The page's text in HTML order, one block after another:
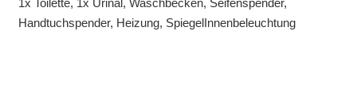
Handtuchspender, Heizung, SpiegelInnenbeleuchtung